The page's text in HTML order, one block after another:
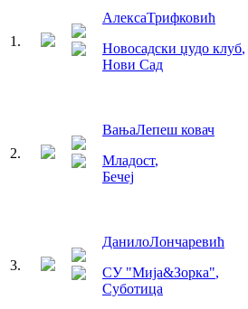
1 .
АлексаТрифковић
Новосадски џудо клуб,
Нови Сад
2.
ВањаЛепеш ковач
Младост,
Бечеј
3.
ДанилоЛончаревић
СУ "Мија&Зорка",
Суботица